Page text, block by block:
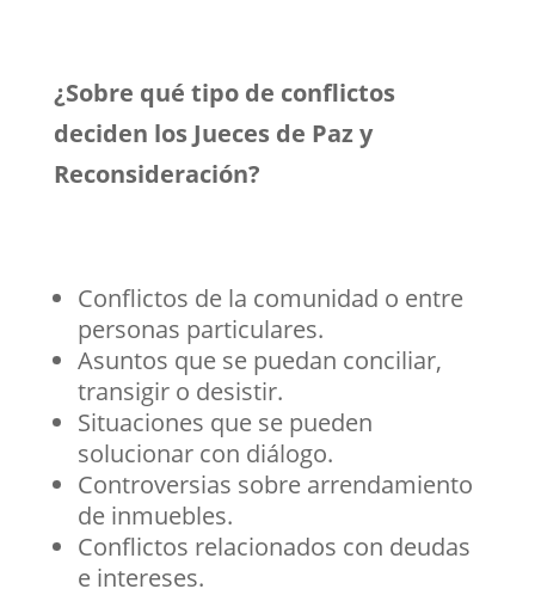
¿Sobre qué tipo de conflictos
deciden los Jueces de Paz y
Reconsideración?
Conflictos de la comunidad o entre
personas particulares.
Asuntos que se puedan conciliar,
transigir o desistir.
Situaciones que se pueden
solucionar con diálogo.
Controversias sobre arrendamiento
de inmuebles.
Conflictos relacionados con deudas
e intereses.